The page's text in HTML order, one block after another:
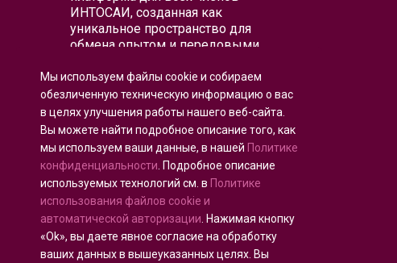
ИНТОСАИ, созданная как
уникальное пространство для
обмена опытом и передовыми
Университет предлагает всему
глобальному аудиторскому
сообществу как классические
образовательные форматы, так и
лучшие образовательные проекты
и практические руководства
ИНТОСАИ, которые объединяют
существующие образовательные
инициативы для воспитания
аудиторов будущего.
Мы используем файлы cookie и собираем
обезличенную техническую информацию о вас
в целях улучшения работы нашего веб-сайта.
Вы можете найти подробное описание того, как
мы используем ваши данные, в нашей Политике
конфиденциальности . Подробное описание
используемых технологий см. в Политике
использования файлов cookie и
автоматической авторизации . Нажимая кнопку
«Ok», вы даете явное согласие на обработку
ваших данных в вышеуказанных целях. Вы